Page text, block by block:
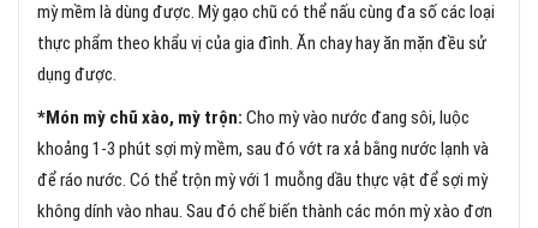
mỳ mềm là dùng được. Mỳ gạo chũ có thể nấu cùng đa số các loại
thực phẩm theo khẩu vị của gia đình. Ăn chay hay ăn mặn đều sử
dụng được.
*Món mỳ chũ xào, mỳ trộn: Cho mỳ vào nước đang sôi, luộc
khoảng 1-3 phút sợi mỳ mềm, sau đó vớt ra xả bằng nước lạnh và
để ráo nước. Có thể trộn mỳ với 1 muỗng dầu thực vật để sợi mỳ
không dính vào nhau. Sau đó chế biến thành các món mỳ xào đơn